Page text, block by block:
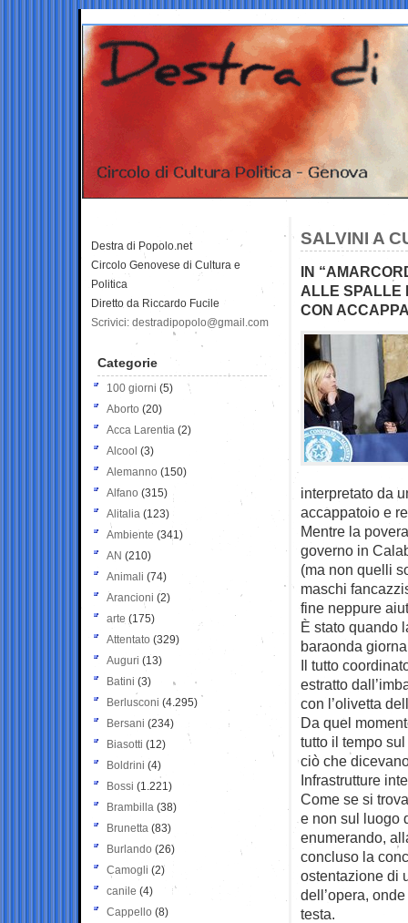
SALVINI A
IN
ALLE SPALLE
CON
interpretato da
accappatoio e
Mentre la
governo in
(ma non quelli
maschi
fine neppure
È stato quando
baraonda
Il tutto
estratto
con l’olivetta
Da quel
tutto il tempo
ciò che
Infrastrutture
Come se si
e non sul luogo
enumerando,
concluso la
ostentazione di
dell’opera,
testa.
Destra di Popolo.net
Circolo Genovese di Cultura e
Politica
Diretto da Riccardo Fucile
Scrivici: destradipopolo@gmail.com
Categorie
100 giorni (5)
Aborto (20)
Acca Larentia (2)
Alcool (3)
Alemanno (150)
Alfano (315)
Alitalia (123)
Ambiente (341)
AN (210)
Animali (74)
Arancioni (2)
arte (175)
Attentato (329)
Auguri (13)
Batini (3)
Berlusconi (4.295)
Bersani (234)
Biasotti (12)
Boldrini (4)
Bossi (1.221)
Brambilla (38)
Brunetta (83)
Burlando (26)
Camogli (2)
canile (4)
Cappello (8)